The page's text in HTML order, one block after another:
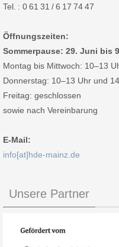
Tel. : 0 61 31 / 6 17 74 47
Öffnungszeiten:
Sommerpause: 29. Juni bis
Montag bis Mittwoch: 10–13
Donnerstag: 10–13 Uhr und
Freitag: geschlossen
sowie nach Vereinbarung
E-Mail:
info[at]hde-mainz.de
Unsere Partner